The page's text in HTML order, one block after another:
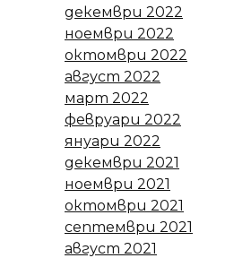
декември 2022
ноември 2022
октомври 2022
август 2022
март 2022
февруари 2022
януари 2022
декември 2021
ноември 2021
октомври 2021
септември 2021
август 2021